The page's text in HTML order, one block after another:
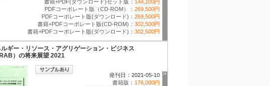
書籍+PDF(ダウンロード)セット版： 144,100円
PDFコーポレート版（CD-ROM）： 269,500円
PDFコーポレート版(ダウンロード)： 269,500円
書籍+PDFコーポレート版(CD-ROM)： 302,500円
書籍+PDFコーポレート版(ダウンロード)： 302,500円
ルギー・リソース・アグリゲーション・ビジネス
）の将来展望 2021
発刊日：2021-05-10
書籍版： 176,000円